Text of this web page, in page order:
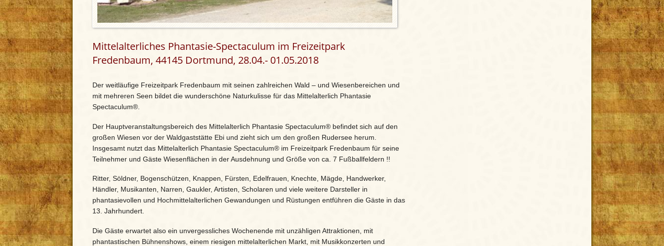
Mittelalterliches Phantasie-Spectaculum im Freizeitpark
Fredenbaum, 44145 Dortmund, 28.04.- 01.05.2018
Der weitläufige Freizeitpark Fredenbaum mit seinen zahlreichen Wald – und Wiesenbereichen und
mit mehreren Seen bildet die wunderschöne Naturkulisse für das Mittelalterlich Phantasie
Spectaculum®.
Der Hauptveranstaltungsbereich des Mittelalterlich Phantasie Spectaculum® befindet sich auf den
großen Wiesen vor der Waldgaststätte Ebi und zieht sich um den großen Rudersee herum.
Insgesamt nutzt das Mittelalterlich Phantasie Spectaculum® im Freizeitpark Fredenbaum für seine
Teilnehmer und Gäste Wiesenflächen in der Ausdehnung und Größe von ca. 7 Fußballfeldern !!
Ritter, Söldner, Bogenschützen, Knappen, Fürsten, Edelfrauen, Knechte, Mägde, Handwerker,
Händler, Musikanten, Narren, Gaukler, Artisten, Scholaren und viele weitere Darsteller in
phantasievollen und Hochmittelalterlichen Gewandungen und Rüstungen entführen die Gäste in das
13. Jahrhundert.
Die Gäste erwartet also ein unvergessliches Wochenende mit unzähligen Attraktionen, mit
phantastischen Bühnenshows, einem riesigen mittelalterlichen Markt, mit Musikkonzerten und